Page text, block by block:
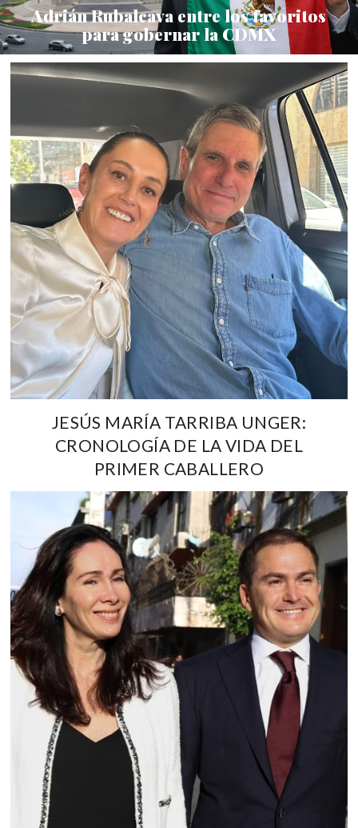
Adrián Rubalcava entre los favoritos
para gobernar la CDMX
JESÚS MARÍA TARRIBA UNGER:
CRONOLOGÍA DE LA VIDA DEL
PRIMER CABALLERO